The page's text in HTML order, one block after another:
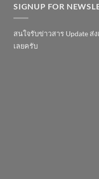
SIGNUP FOR
สนใจรับข่าวสาร Update ส่
เลยครับ